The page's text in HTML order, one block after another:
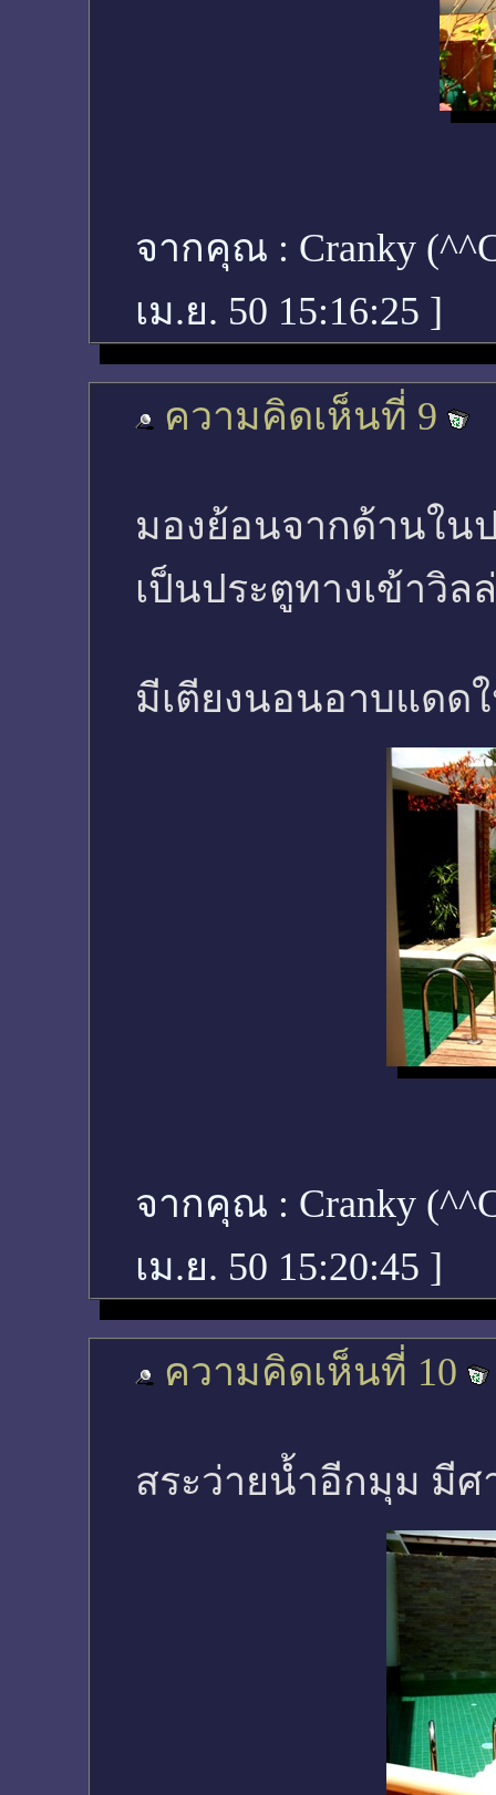
จากคุณ : Cranky
เม.ย. 50 15:16:25 ]
ความคิดเห็นที่ 9
มองย้อนจากด้านใน
เป็นประตูทางเข้าวิล
มีเตียงนอนอาบแดด
จากคุณ : Cranky
เม.ย. 50 15:20:45 ]
ความคิดเห็นที่ 10
สระว่ายน้ำอีกมุม มีศ